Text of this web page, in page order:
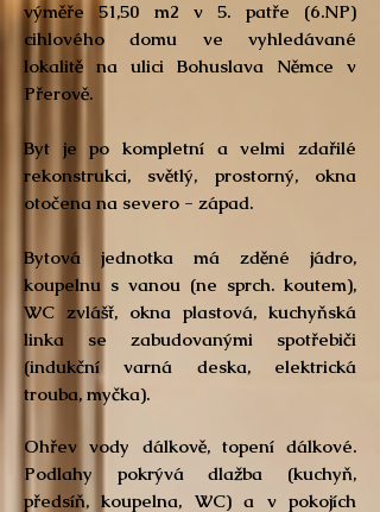
výměře 51,50 m2 v 5. patře (6.NP)
cihlového domu ve vyhledávané
lokalitě na ulici Bohuslava Němce v
Přerově.
Byt je po kompletní a velmi zdařilé
rekonstrukci, světlý, prostorný, okna
otočena na severo - západ.
Bytová jednotka má zděné jádro,
koupelnu s vanou (ne sprch. koutem),
WC zvlášť, okna plastová, kuchyňská
linka se zabudovanými spotřebiči
(indukční varná deska, elektrická
trouba, myčka).
Ohřev vody dálkově, topení dálkové.
Podlahy pokrývá dlažba (kuchyň,
předsíň, koupelna, WC) a v pokojích